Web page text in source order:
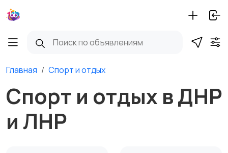
Главная Спорт и отдых
Спорт и отдых в ДНР
и ЛНР